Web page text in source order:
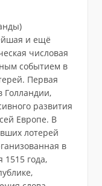
и ещё
числовая
событием в
Первая
Голландии,
развития
Европе. В
лотерей
в
1515 года,